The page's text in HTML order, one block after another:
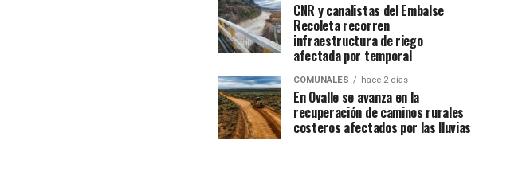
CNR y canalistas del Embalse
Recoleta recorren
infraestructura de riego
afectada por temporal
COMUNALES hace 2 días
En Ovalle se avanza en la
recuperación de caminos rurales
costeros afectados por las lluvias